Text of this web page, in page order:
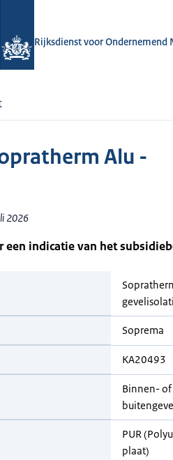
Rijksdienst voor Ondernemend
Alu -
2026
een indicatie van het
Soprema
KA20493
Binnen- of
PUR
plaat)